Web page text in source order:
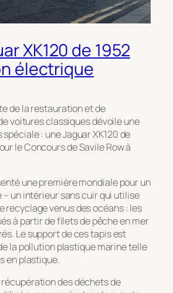
XK120 de 1952
électrique
de la restauration et de
voitures classiques dévoile une
: une Jaguar XK120 de
le Concours de Savile Row à
une première mondiale pour un
– un intérieur sans cuir qui utilise
recyclage venus des océans : les
à partir de filets de pêche en mer
Le support de ces tapis est
la pollution plastique marine telle
en plastique.
des déchets de